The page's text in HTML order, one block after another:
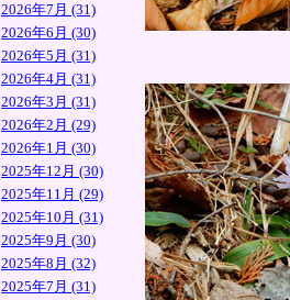
2026年7月 (31)
2026年6月 (30)
2026年5月 (31)
2026年4月 (31)
2026年3月 (31)
2026年2月 (29)
2026年1月 (30)
2025年12月 (30)
2025年11月 (29)
2025年10月 (31)
2025年9月 (30)
2025年8月 (32)
2025年7月 (31)